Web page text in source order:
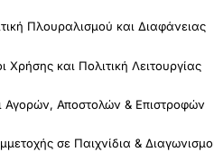
Πλουραλισμού και Διαφάνειας
Χρήσης και Πολιτική Λειτουργίας
Αγορών, Αποστολών & Επιστροφών
σε Παιχνίδια &